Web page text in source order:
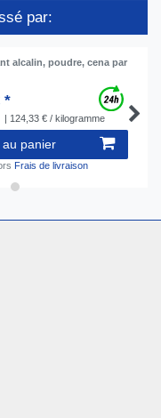
par:
alcalin, poudre, сena par
*
| 124,33 € / kilogramme
panier
Frais de livraison